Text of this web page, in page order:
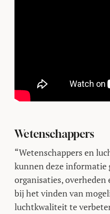
Wetenschappers
“Wetenschappers en
kunnen deze informatie
organisaties, overheden
bij het vinden van
luchtkwaliteit te